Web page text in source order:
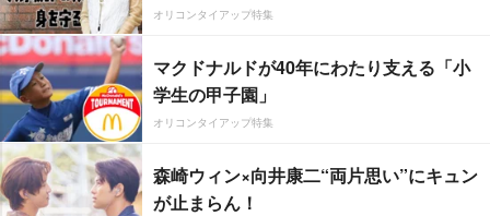
オリコンタイアップ特集
マクドナルドが40年にわたり支える「小
学生の甲子園」
オリコンタイアップ特集
森崎ウィン×向井康二“両片思い”にキュン
が止まらん！